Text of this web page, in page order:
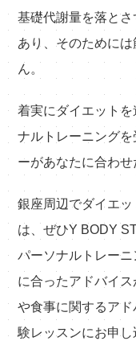
基礎代謝量を落と
あり、そのために
ん。
着実にダイエット
ナルトレーニング
ーがあなたに合わせ
銀座周辺でダイエ
は、ぜひY BODY
パーソナルトレー
に合ったアドバイ
や食事に関するア
験レッスンにお申し